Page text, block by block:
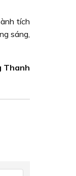
tích
sáng,
Thanh